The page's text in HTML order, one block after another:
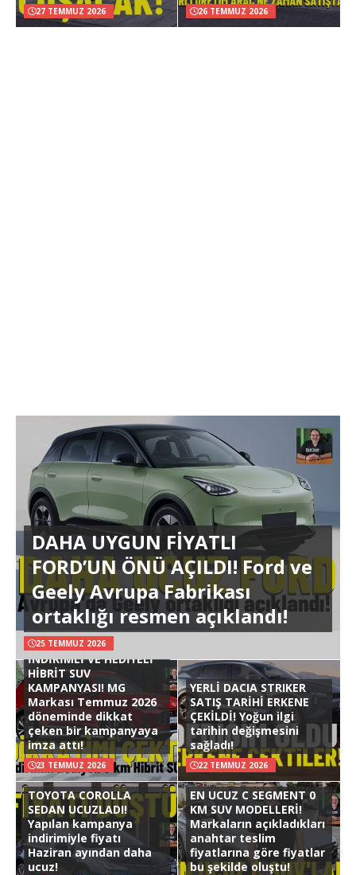
27 TEMMUZ 2026 26 TEMMUZ 2026
DAHA UYGUN FİYATLI
FORD’UN ÖNÜ AÇILDI! Ford ve
Geely Avrupa Fabrikası
ortaklığı resmen açıklandı!
25 TEMMUZ 2026
İNDİRİMLİ VE HEDİYELİ
HİBRİT SUV
KAMPANYASI! MG
Markası Temmuz 2026
döneminde dikkat
çeken bir kampanyaya
imza attı!
23 TEMMUZ 2026
YERLİ DACIA STRIKER
SATIŞ TARİHİ ERKENE
ÇEKİLDİ! Yoğun ilgi
tarihin değişmesini
sağladı!
22 TEMMUZ 2026
TOYOTA COROLLA
SEDAN UCUZLADI!
Yapılan kampanya
indirimiyle fiyatı
Haziran ayından daha
ucuz!
EN UCUZ C SEGMENT 0
KM SUV MODELLERİ!
Markaların açıkladıkları
anahtar teslim
fiyatlarına göre fiyatlar
bu şekilde oluştu!